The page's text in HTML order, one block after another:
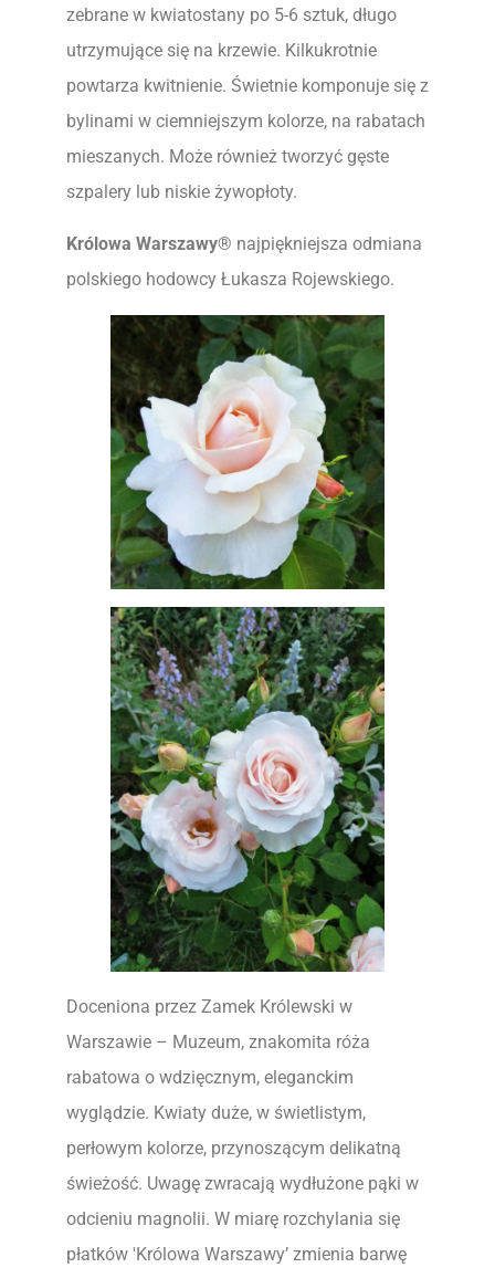
zebrane w kwiatostany po 5-6 sztuk, długo
utrzymujące się na krzewie. Kilkukrotnie
powtarza kwitnienie. Świetnie komponuje się z
bylinami w ciemniejszym kolorze, na rabatach
mieszanych. Może również tworzyć gęste
szpalery lub niskie żywopłoty.
Królowa Warszawy® najpiękniejsza odmiana
polskiego hodowcy Łukasza Rojewskiego.
Doceniona przez Zamek Królewski w
Warszawie – Muzeum, znakomita róża
rabatowa o wdzięcznym, eleganckim
wyglądzie. Kwiaty duże, w świetlistym,
perłowym kolorze, przynoszącym delikatną
świeżość. Uwagę zwracają wydłużone pąki w
odcieniu magnolii. W miarę rozchylania się
płatków 'Królowa Warszawy’ zmienia barwę